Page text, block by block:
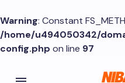
Warning: Constant
/home/u494050342/
config.php on line 97